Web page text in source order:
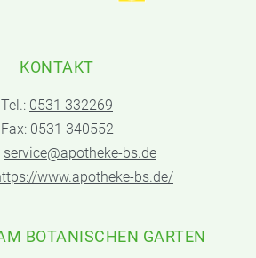
KONTAKT
Tel.: 0531 332269
Fax: 0531 340552
service@apotheke-bs.de
www.apotheke-bs.de/
BOTANISCHEN GARTEN